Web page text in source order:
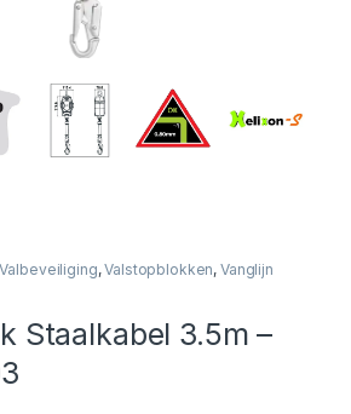
Valbeveiliging,Valstopblokken,Vanglijn
Staalkabel 3.5m –